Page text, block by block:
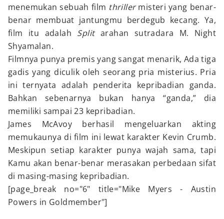
menemukan sebuah film thrillermisteri yang benar-
benar membuat jantungmu berdegub kecang. Ya,
film itu adalah Splitarahan sutradara M. Night
Shyamalan.
Filmnya punya premis yang sangat menarik, Ada tiga
gadis yang diculik oleh seorang pria misterius. Pria
ini ternyata adalah penderita kepribadian ganda.
Bahkan sebenarnya bukan hanya “ganda,” dia
memiliki sampai 23 kepribadian.
James McAvoy berhasil mengeluarkan akting
memukaunya di film ini lewat karakter Kevin Crumb.
Meskipun setiap karakter punya wajah sama, tapi
Kamu akan benar-benar merasakan perbedaan sifat
di masing-masing kepribadian.
[page_break no="6" title="Mike Myers - Austin
Powers in Goldmember"]